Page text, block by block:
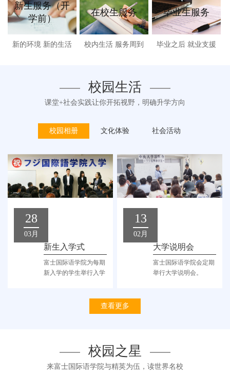
新生服务（开
学前）
新的环境 新的生活
在校生服务
校内生活 服务周到
毕业生服务
毕业之后 就业支援
校园生活
课堂+社会实践让你开拓视野，明确升学方向
校园相册 文化体验 社会活动
28
03月
新生入学式
富士国际语学院为每期
新入学的学生举行入学
13
02月
大学说明会
富士国际语学院会定期
举行大学说明会。
查看更多
校园之星
来富士国际语学院与精英为伍，读世界名校